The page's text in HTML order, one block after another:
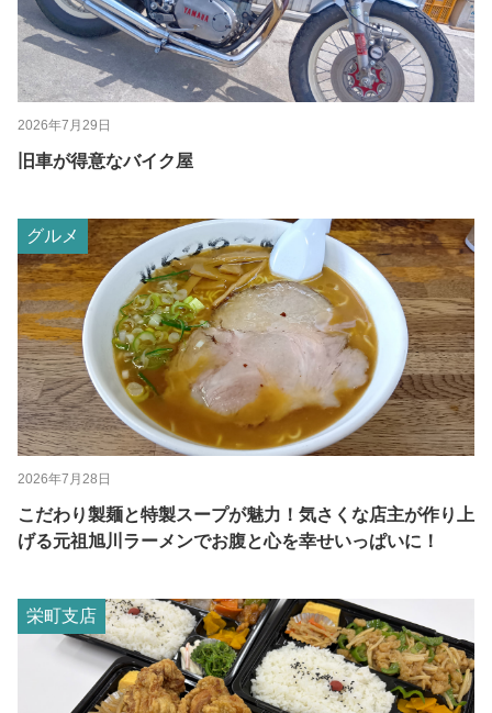
2026年7月29日
旧車が得意なバイク屋
グルメ
2026年7月28日
こだわり製麺と特製スープが魅力！気さくな店主が作り上
げる元祖旭川ラーメンでお腹と心を幸せいっぱいに！
栄町支店